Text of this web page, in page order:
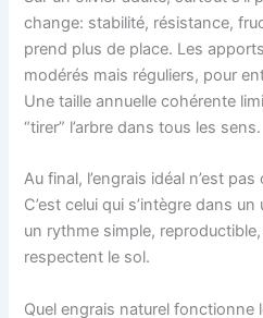
change: stabilité, résistance,
prend plus de place. Les
modérés mais réguliers, pour
Une taille annuelle cohérente
“tirer” l’arbre dans tous les sens.
Au final, l’engrais idéal n’est
C’est celui qui s’intègre dans
un rythme simple,
respectent le sol.
Quel engrais naturel fonctionne